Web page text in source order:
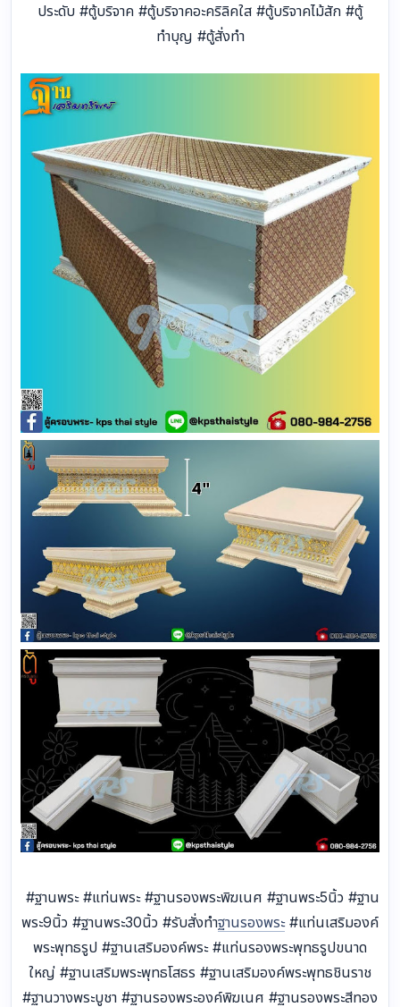
ประดับ #ตู้บริจาค #ตู้บริจาคอะคริลิคใส #ตู้บริจาคไม้สัก #ตู้
ทำบุญ #ตู้สั่งทำ
#ฐานพระ #แท่นพระ #ฐานรองพระพิฆเนศ #ฐานพระ5นิ้ว #ฐาน
พระ9นิ้ว #ฐานพระ30นิ้ว #รับสั่งทำฐานรองพระ#แท่นเสริมองค์
พระพุทธรูป #ฐานเสริมองค์พระ #แท่นรองพระพุทธรูปขนาด
ใหญ่ #ฐานเสริมพระพุทธโสธร #ฐานเสริมองค์พระพุทธชินราช
#ฐานวางพระบูชา #ฐานรองพระองค์พิฆเนศ #ฐานรองพระสีทอง